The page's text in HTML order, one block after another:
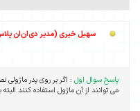
سهیل خیری (مدیر دی‌ان‌ان
پاسخ سوال اول : اگر بر روی پدر
می توانند از آن ماژول استفاده کنند